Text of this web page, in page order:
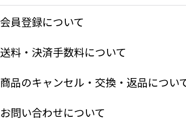
会員登録について
送料・決済手数料について
商品のキャンセル・交換・返品につい
お問い合わせについて